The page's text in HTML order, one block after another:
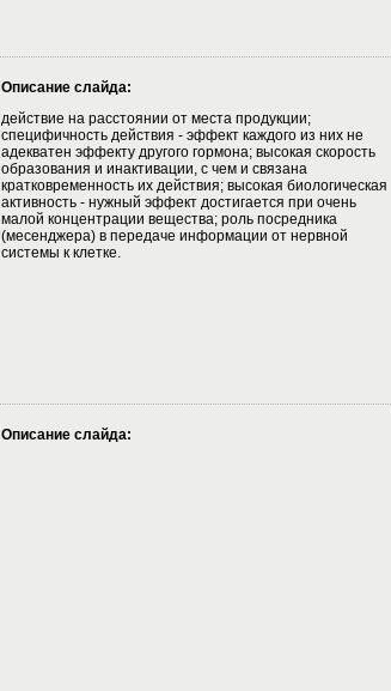
Описание слайда:
действие на расстоянии от места продукции;
специфичность действия - эффект каждого из них не
адекватен эффекту другого гормона; высокая скорость
образования и инактивации, с чем и связана
кратковременность их действия; высокая биологическая
активность - нужный эффект достигается при очень
малой концентрации вещества; роль посредника
(месенджера) в передаче информации от нервной
системы к клетке.
Описание слайда: